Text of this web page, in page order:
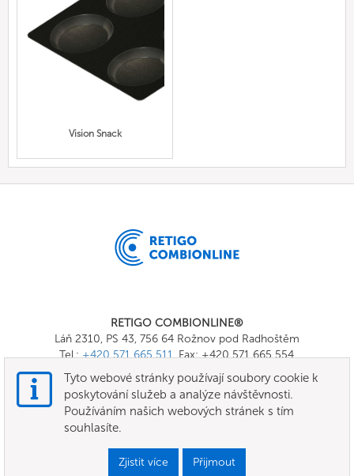
Vision Snack
RETIGO COMBIONLINE®
Láň 2310, PS 43, 756 64 Rožnov pod Radhoštěm
Tel.:+420 571 665 511, Fax: +420 571 665 554
E-mail:
info@combionline.com
Všeobecné smluvní podmínky
Tyto webové stránky používají soubory cookie k
poskytování služeb a analýze návštěvnosti.
Používáním našich webových stránek s tím
souhlasíte.
Zjistit více Přijmout